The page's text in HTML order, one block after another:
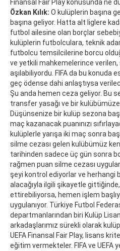
Finansal Fair Play konusunda ne
Özkan Kılık: O kulüplerin başına
başına geliyor. Hatta alt liglere
futbol ailesine olan borçlar
kulüplerin futbolculara, teknik
futbolcu temsilcilerine borcu
ve yetkili mahkemelerince
aşılabiliyordu. FIFA da bu konuda
geç ödense dahi anlaştıysa
Şu anda hemen ceza geliyor. Bu
transfer yasağı ve bir
Düşünsenize bir kulüp sezona
maç kazanacak puanınızı
kulüplerle yarışa iki maç sonra
silme cezası gelen kulübümüz
tarihinden sadece üç gün sonra
rağmen puan silme cezası
şeyi kontrol ediyorlar ve herhangi
alacağıyla ilgili şikayetle
ettirebiliyorsa, hemen işlem
uygulanıyor. Türkiye Futbol
departmanlarından biri Kulüp
arkadaşlarımız sürekli olarak
UEFA Finansal Fair Play, lisans
eğitim vermekteler. FIFA ve UEFA